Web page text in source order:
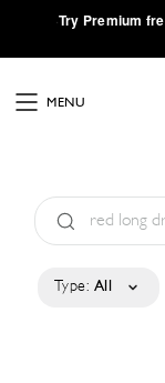
·Try Premium
MENU
Type: All